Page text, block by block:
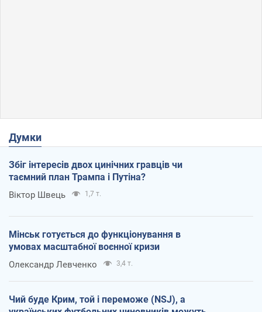
Думки
Збіг інтересів двох цинічних гравців чи
таємний план Трампа і Путіна?
Віктор Швець 1,7 т.
Мінськ готується до функціонування в
умовах масштабної воєнної кризи
Олександр Левченко 3,4 т.
Чий буде Крим, той і переможе (NSJ), а